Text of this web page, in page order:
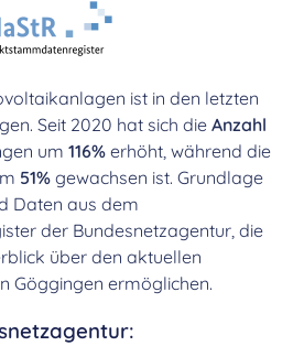
ist in den letzten
Seit 2020 hat sich die Anzahl
um 116% erhöht, während die
51% gewachsen ist. Grundlage
Daten aus dem
der Bundesnetzagentur, die
über den aktuellen
Göggingen ermöglichen.